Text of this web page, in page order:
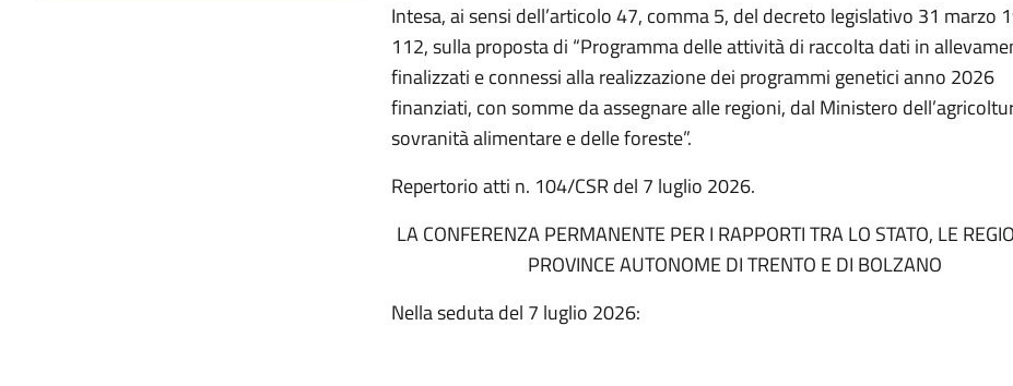
Intesa, ai sensi dell’articolo 47, comma 5, del decreto legislativo 31 marzo
112, sulla proposta di “Programma delle attività di raccolta dati in
finalizzati e connessi alla realizzazione dei programmi genetici anno 2026
finanziati, con somme da assegnare alle regioni, dal Ministero
sovranità alimentare e delle foreste”.
Repertorio atti n. 104/CSR del 7 luglio 2026.
LA CONFERENZA PERMANENTE PER I RAPPORTI TRA LO STATO, LE
PROVINCE AUTONOME DI TRENTO E DI BOLZANO
Nella seduta del 7 luglio 2026: